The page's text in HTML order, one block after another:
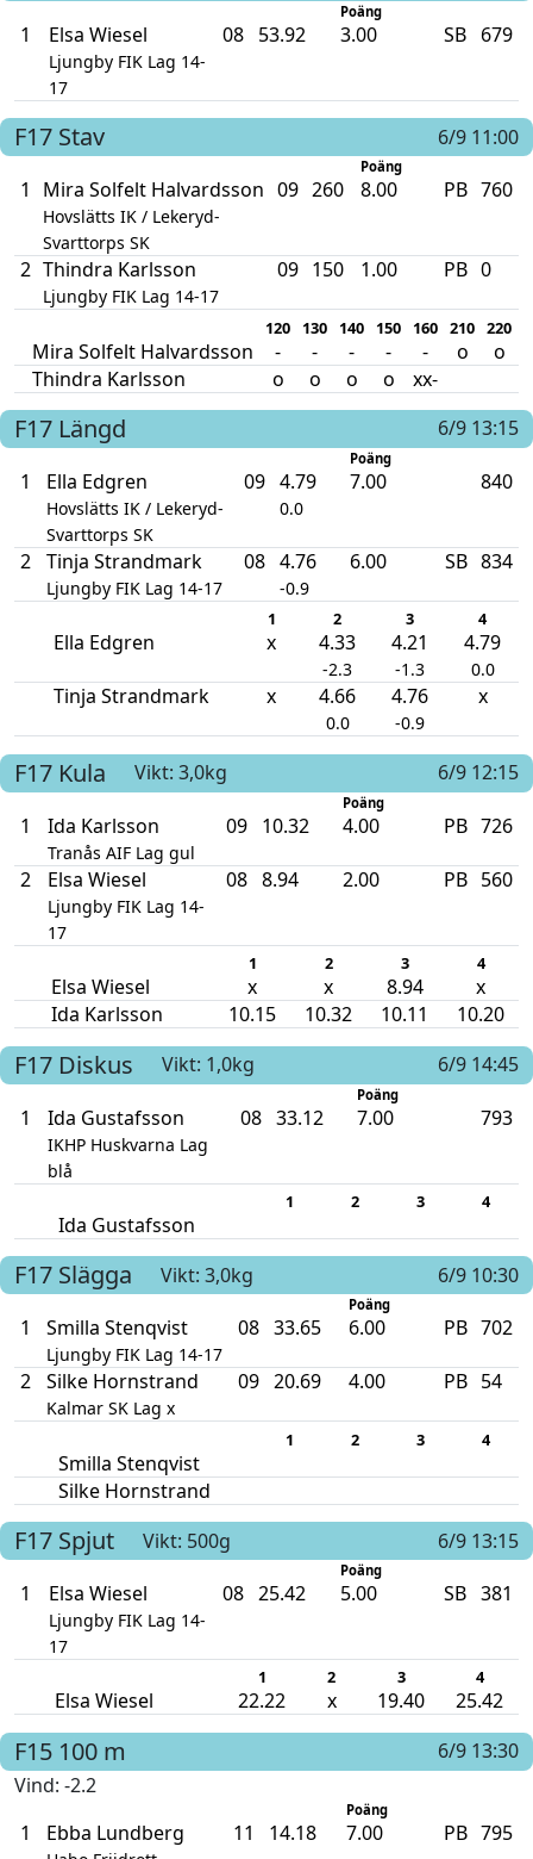
Poäng
1 Elsa Wiesel
Ljungby FIK Lag 14-
17
08 53.92 3.00 SB 679
F17 Stav 6/9 11:00
Poäng
1 Mira Solfelt Halvardsson
Hovslätts IK / Lekeryd-
Svarttorps SK
09 260 8.00 PB 760
2 Thindra Karlsson
Ljungby FIK Lag 14-17
09 150 1.00 PB 0
120 130 140 150 160 210 220
Mira Solfelt Halvardsson - - - - - o o
Thindra Karlsson
o o o o xx-
F17 Längd 6/9 13:15
Poäng
1 Ella Edgren
Hovslätts IK / Lekeryd-
Svarttorps SK
09 4.79
0.0
7.00 840
2 Tinja Strandmark
Ljungby FIK Lag 14-17
08 4.76
-0.9
6.00 SB 834
1 2 3 4
Ella Edgren x 4.33
-2.3
4.21
-1.3
4.79
0.0
Tinja Strandmark x 4.66
0.0
4.76
-0.9
x
F17 Kula Vikt: 3,0kg 6/9 12:15
Poäng
1 Ida Karlsson
Tranås AIF Lag gul
09 10.32 4.00 PB 726
2 Elsa Wiesel
Ljungby FIK Lag 14-
17
08 8.94 2.00 PB 560
1 2 3 4
Elsa Wiesel x x 8.94
x
Ida Karlsson
10.15 10.32 10.11 10.20
F17 Diskus Vikt: 1,0kg 6/9 14:45
Poäng
1 Ida Gustafsson
IKHP Huskvarna Lag
blå
08 33.12 7.00 793
1 2 3 4
Ida Gustafsson
F17 Slägga Vikt: 3,0kg 6/9 10:30
Poäng
1 Smilla Stenqvist
Ljungby FIK Lag 14-17
08 33.65 6.00 PB 702
2 Silke Hornstrand
Kalmar SK Lag x
09 20.69 4.00 PB 54
1 2 3 4
Smilla Stenqvist
Silke Hornstrand
F17 Spjut Vikt: 500g 6/9 13:15
Poäng
1 Elsa Wiesel
Ljungby FIK Lag 14-
17
08 25.42 5.00 SB 381
1 2 3 4
Elsa Wiesel 22.22 x 19.40 25.42
F15 100 m
6/9 13:30
Vind: -2.2
Poäng
1 Ebba Lundberg 11 14.18 7.00 PB 795